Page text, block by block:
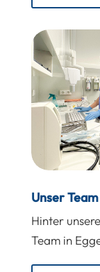
Unser Team
Hinter
Team in